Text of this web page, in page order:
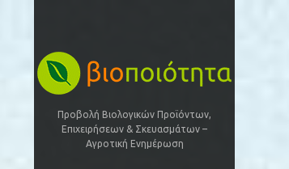
Προβολή Βιολογικών Προϊόντων,
Επιχειρήσεων & Σκευασμάτων –
Αγροτική Ενημέρωση